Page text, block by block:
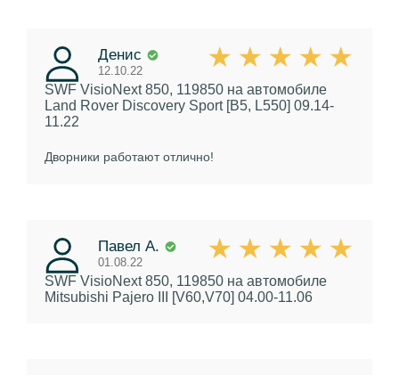
Денис
12.10.22
SWF VisioNext 850, 119850 на автомобиле
Land Rover Discovery Sport [B5, L550] 09.14-
11.22
Дворники работают отлично!
Павел А.
01.08.22
SWF VisioNext 850, 119850 на автомобиле
Mitsubishi Pajero III [V60,V70] 04.00-11.06